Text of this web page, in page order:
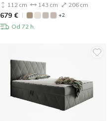
112 cm 143 cm 206 cm
679 € +2
Od 72 h.